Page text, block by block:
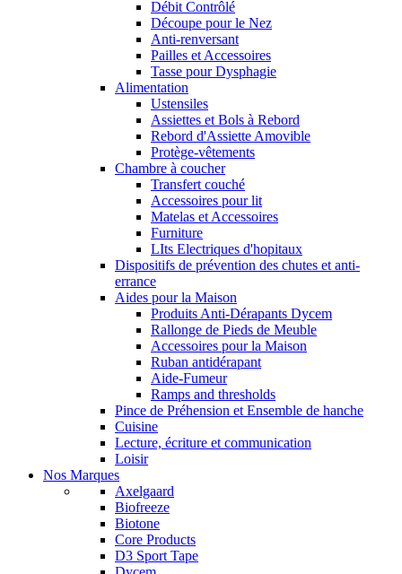
Débit Contrôlé
Découpe pour le Nez
Anti-renversant
Pailles et Accessoires
Tasse pour Dysphagie
Alimentation
Ustensiles
Assiettes et Bols à Rebord
Rebord d'Assiette Amovible
Protège-vêtements
Chambre à coucher
Transfert couché
Accessoires pour lit
Matelas et Accessoires
Furniture
LIts Electriques d'hopitaux
Dispositifs de prévention des chutes et anti-
errance
Aides pour la Maison
Produits Anti-Dérapants Dycem
Rallonge de Pieds de Meuble
Accessoires pour la Maison
Ruban antidérapant
Aide-Fumeur
Ramps and thresholds
Pince de Préhension et Ensemble de hanche
Cuisine
Lecture, écriture et communication
Loisir
Nos Marques
Axelgaard
Biofreeze
Biotone
Core Products
D3 Sport Tape